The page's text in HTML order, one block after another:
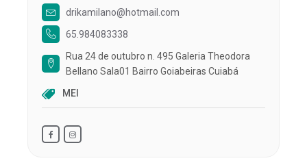
drikamilano@hotmail.com
65.984083338
Rua 24 de outubro n. 495 Galeria Theodora
Bellano Sala01 Bairro Goiabeiras Cuiabá
MEI